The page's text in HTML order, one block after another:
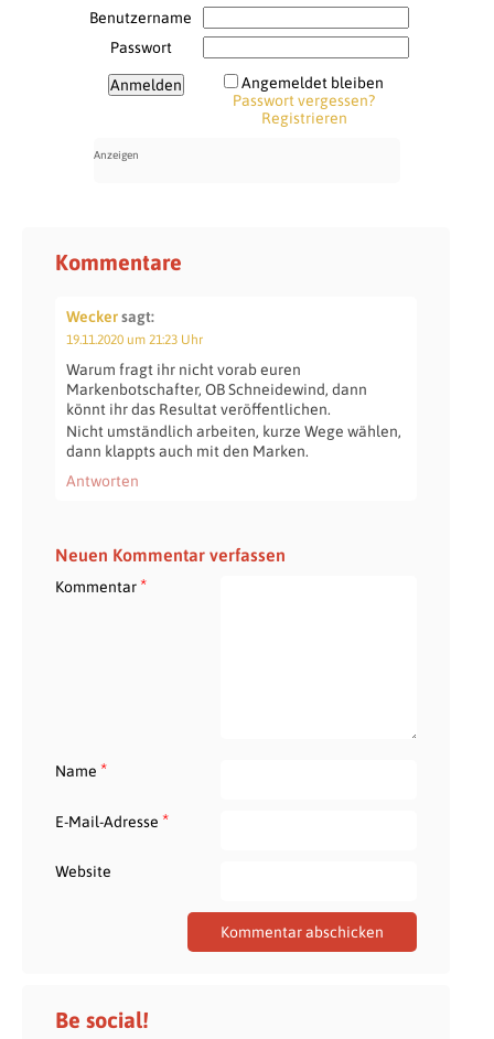
Benutzername
Passwort
Angemeldet bleiben
Passwort vergessen?
Registrieren
Kommentare
Weckersagt:
19.11.2020 um 21:23 Uhr
Warum fragt ihr nicht vorab euren
Markenbotschafter, OB Schneidewind, dann
könnt ihr das Resultat veröffentlichen.
Nicht umständlich arbeiten, kurze Wege wählen,
dann klappts auch mit den Marken.
Antworten
Neuen Kommentar verfassen
Kommentar*
Name *
E-Mail-Adresse *
Website
Be social!